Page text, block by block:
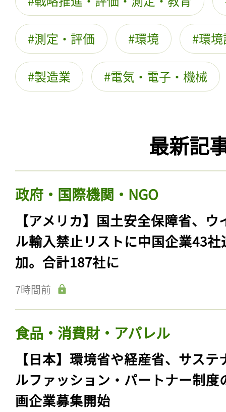
測定・評価 環境 環
製造業 電気・電子・機械
最新記
政府・国際機関・NGO
【アメリカ】国土安全保障省、ウ
ル輸入禁止リストに中国企業43社
加。合計187社に
7時間前
食品・消費財・アパレル
【日本】環境省や経産省、サステ
ルファッション・パートナー制度
画企業募集開始